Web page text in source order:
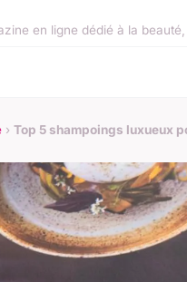
en ligne dédié à la
› Top 5 shampoings luxueux